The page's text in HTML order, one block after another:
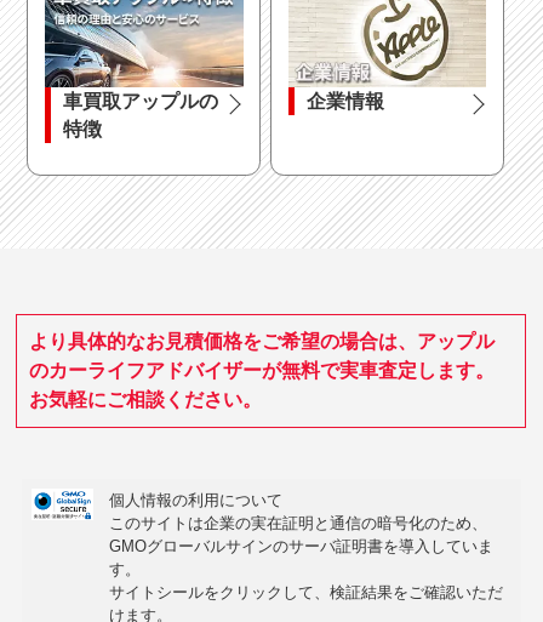
車買取アップルの
特徴
企業情報
より具体的なお見積価格をご希望の場合は、アップル
のカーライフアドバイザーが無料で実車査定します。
お気軽にご相談ください。
個人情報の利用について
このサイトは企業の実在証明と通信の暗号化のため、
GMOグローバルサインのサーバ証明書を導入していま
す。
サイトシールをクリックして、検証結果をご確認いただ
けます。